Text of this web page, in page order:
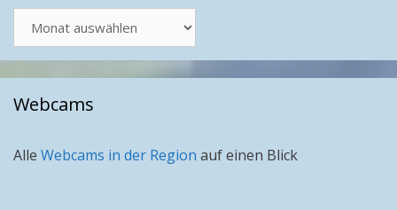
nach
Monat
Webcams
Alle Webcams in der Region auf einen Blick